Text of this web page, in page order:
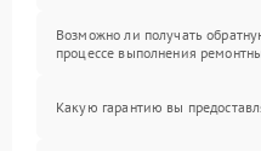
Возможно ли получать
процессе выполнения
Какую гарантию вы